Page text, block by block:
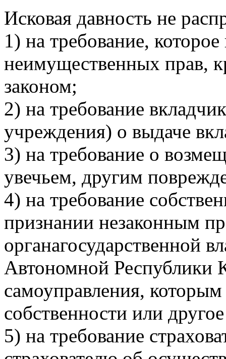
Исковая давность не
1) на требование,
неимущественных прав,
законом;
2) на требование
учреждения) о выдаче
3) на требование о
увечьем, другим
4) на требование
признании незаконным
органагосударственной
Автономной Республики
самоуправления, которым
собственности или
5) на требование